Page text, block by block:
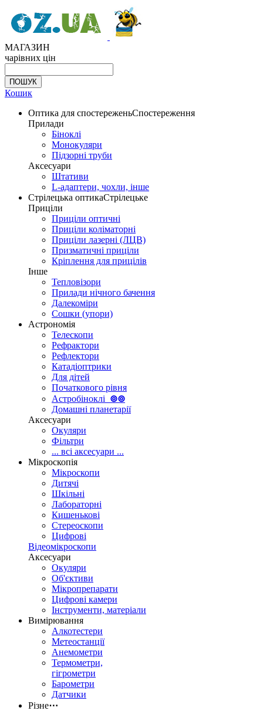
МАГАЗИН
чарівних цін
Кошик
Оптика для спостереженьСпостереження
Прилади
Біноклі
Монокуляри
Підзорні труби
Аксесуари
Штативи
L-адаптери, чохли, інше
Стрілецька оптикаСтрілецьке
Приціли
Приціли оптичні
Приціли коліматорні
Приціли лазерні (ЛЦВ)
Призматичні приціли
Кріплення для прицілів
Інше
Тепловізори
Прилади нічного бачення
Далекоміри
Сошки (упори)
Астрономія
Телескопи
Рефрактори
Рефлектори
Катадіоптрики
Для дітей
Початкового рівня
Астробіноклі ⊚⊚
Домашні планетарії
Аксесуари
Окуляри
Фільтри
... всі аксесуари ...
Мікроскопія
Мікроскопи
Дитячі
Шкільні
Лабораторні
Кишенькові
Стереоскопи
Цифрові
Відеомікроскопи
Аксесуари
Окуляри
Об'єктиви
Мікропрепарати
Цифрові камери
Інструменти, матеріали
Вимірювання
Алкотестери
Метеостанції
Анемометри
Термометри,
гігрометри
Барометри
Датчики
Різне⋯